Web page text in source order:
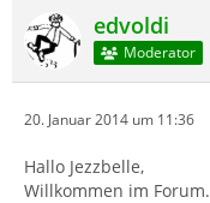
edvoldi
Moderator
20. Januar 2014 um 11:36
Hallo Jezzbelle,
Willkommen im Forum.